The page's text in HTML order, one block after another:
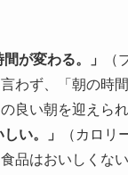
が変わる。」
（
わず、「朝の時
良い朝を迎えら
い。」
（カロリ
品はおいしくな